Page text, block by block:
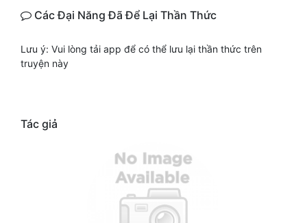
Các Đại Năng Đã Để Lại Thần Thức
Lưu ý: Vui lòng tải app để có thể lưu lại thần thức trên
truyện này
Tác giả